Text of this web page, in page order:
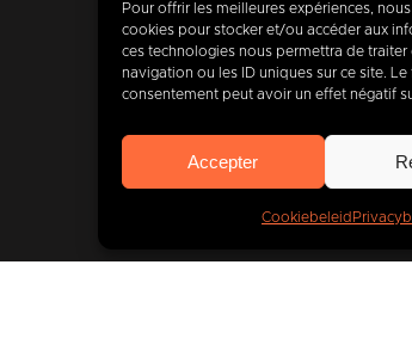
Pour offrir les meilleures expériences,
cookies pour stocker et/ou accéder aux
ces technologies nous permettra de
navigation ou les ID uniques sur ce site.
consentement peut avoir un effet négatif
Accepter
Cookiebeleid
Vandaag,
van400